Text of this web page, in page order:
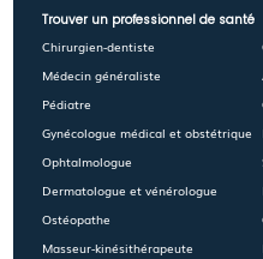
Trouver un professionnel de santé
Chirurgien-dentiste
Médecin généraliste
Pédiatre
Gynécologue médical et obstétrique
Ophtalmologue
Dermatologue et vénérologue
Ostéopathe
Masseur-kinésithérapeute